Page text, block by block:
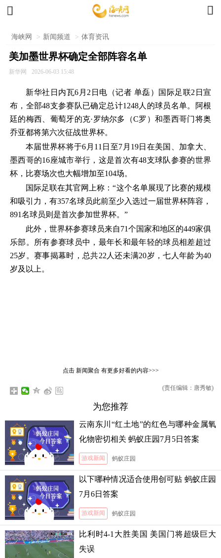
 
海峡网 > 新闻频道 > 体育资讯
美加墨世界杯确定全部阵容名单
新华网 2026-06-03 15:48
新华社日内瓦6月2日电（记者 单磊）国际足联2日宣
布，全部48支参赛队已确定总计1248人的球员名单。阿根
廷的梅西、葡萄牙的克·罗纳尔多（C罗）和墨西哥门将奥
乔亚都将第六次征战世界杯。
本届世界杯将于6月11日至7月19日在美国、加拿大、
墨西哥的16座城市举行，这是首次有48支球队参赛的世界
杯，比赛场次也大幅增加至104场。
国际足联在其官网上称：“这个名单展现了比赛的规模
和吸引力，有357名球员此前至少入选过一届世界杯阵容，
891名球员则是首次参加世界杯。”
此外，世界杯参赛球员来自71个国家和地区的449家俱
乐部。所有参赛球员中，最年长和最年轻的球员相差超过
25岁。赛事揭幕时，总共22人还未满20岁，七人年龄为40
岁及以上。
点击 新闻聚合有更多好看的内容>>>
(责任编辑：唐秀敏)
为您推荐
云南东川“红土地”的红色与哪种金属氧
化物密切相关 蚂蚁庄园7月5日答案
游戏新闻 蚂蚁庄园
以下哪种情况适合使用创可贴 蚂蚁庄园
7月6日答案
游戏新闻 蚂蚁庄园
比利时4-1大胜美国 美国门将超级巨大
失误